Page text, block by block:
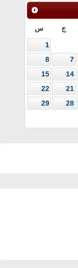
ج س
1
7
8
14
15
21
22
28
29